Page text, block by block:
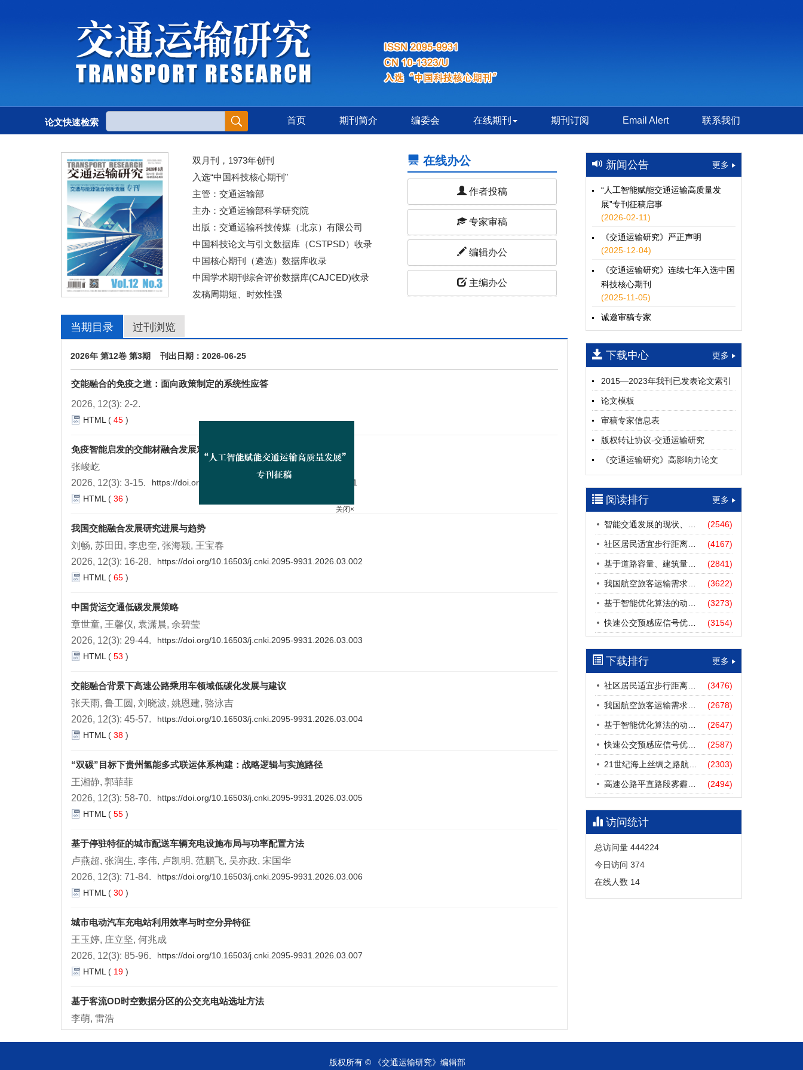
论文快速检索 首页 期刊简介 编委会 在线期刊 期刊订阅 Email Alert 联系我们
双月刊，1973年创刊
入选“中国科技核心期刊”
主管：交通运输部
主办：交通运输部科学研究院
出版：交通运输科技传媒（北京）有限公司
中国科技论文与引文数据库（CSTPSD）收录
中国核心期刊（遴选）数据库收录
中国学术期刊综合评价数据库(CAJCED)收录
发稿周期短、时效性强
在线办公
作者投稿
专家审稿
编辑办公
主编办公
当期目录 过刊浏览
2026年 第12卷 第3期 刊出日期：2026-06-25
交能融合的免疫之道：面向政策制定的系统性应答
2026, 12(3): 2-2.
HTML ( 45 )
免疫智能启发的交能材融合发展对策
张峻屹
2026, 12(3): 3-15.
https://doi.org/10.16503/j.cnki.2095-9931.2026.03.001
HTML ( 36 )
我国交能融合发展研究进展与趋势
刘畅, 苏田田, 李忠奎, 张海颖, 王宝春
2026, 12(3): 16-28.
https://doi.org/10.16503/j.cnki.2095-9931.2026.03.002
HTML ( 65 )
中国货运交通低碳发展策略
章世童, 王馨仪, 袁潇晨, 余碧莹
2026, 12(3): 29-44.
https://doi.org/10.16503/j.cnki.2095-9931.2026.03.003
HTML ( 53 )
交能融合背景下高速公路乘用车领域低碳化发展与建议
张天雨, 鲁工圆, 刘晓波, 姚恩建, 骆泳吉
2026, 12(3): 45-57.
https://doi.org/10.16503/j.cnki.2095-9931.2026.03.004
HTML ( 38 )
“双碳”目标下贵州氢能多式联运体系构建：战略逻辑与实施路径
王湘静, 郭菲菲
2026, 12(3): 58-70.
https://doi.org/10.16503/j.cnki.2095-9931.2026.03.005
HTML ( 55 )
基于停驻特征的城市配送车辆充电设施布局与功率配置方法
卢燕超, 张润生, 李伟, 卢凯明, 范鹏飞, 吴亦政, 宋国华
2026, 12(3): 71-84.
https://doi.org/10.16503/j.cnki.2095-9931.2026.03.006
HTML ( 30 )
城市电动汽车充电站利用效率与时空分异特征
王玉婷, 庄立坚, 何兆成
2026, 12(3): 85-96.
https://doi.org/10.16503/j.cnki.2095-9931.2026.03.007
HTML ( 19 )
基于客流OD时空数据分区的公交充电站选址方法
李萌, 雷浩
新闻公告 更多
“人工智能赋能交通运输高质量发
展”专刊征稿启事
(2026-02-11)
《交通运输研究》严正声明
(2025-12-04)
《交通运输研究》连续七年入选中国
科技核心期刊
(2025-11-05)
诚邀审稿专家
(2024-04-25)
下载中心 更多
2015—2023年我刊已发表论文索引
论文模板
审稿专家信息表
版权转让协议-交通运输研究
《交通运输研究》高影响力论文
（2012—2022）
参考文献及常用法定计量单位样例
中英文摘要撰写规范及样例
阅读排行 更多
(2546)
社区居民适宜步行距离阈值研究 (4167)
基于道路容量、建筑量、汽车保有量的拥堵指数敏感性分析 (2841)
我国航空旅客运输需求预测——基于计量经济学与系统动力学组合模型 (3622)
(3273)
快速公交预感应信号优先协调控制策略 (3154)
下载排行 更多
社区居民适宜步行距离阈值研究 (3476)
我国航空旅客运输需求预测——基于计量经济学与系统动力学组合模型 (2678)
(2647)
快速公交预感应信号优先协调控制策略 (2587)
(2303)
高速公路平直路段雾霾天气下的IDM跟驰模型分析 (2494)
访问统计
总访问量 444224
今日访问 374
在线人数 14
版权所有 © 《交通运输研究》编辑部